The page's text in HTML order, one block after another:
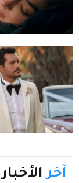
آخر الأخبار